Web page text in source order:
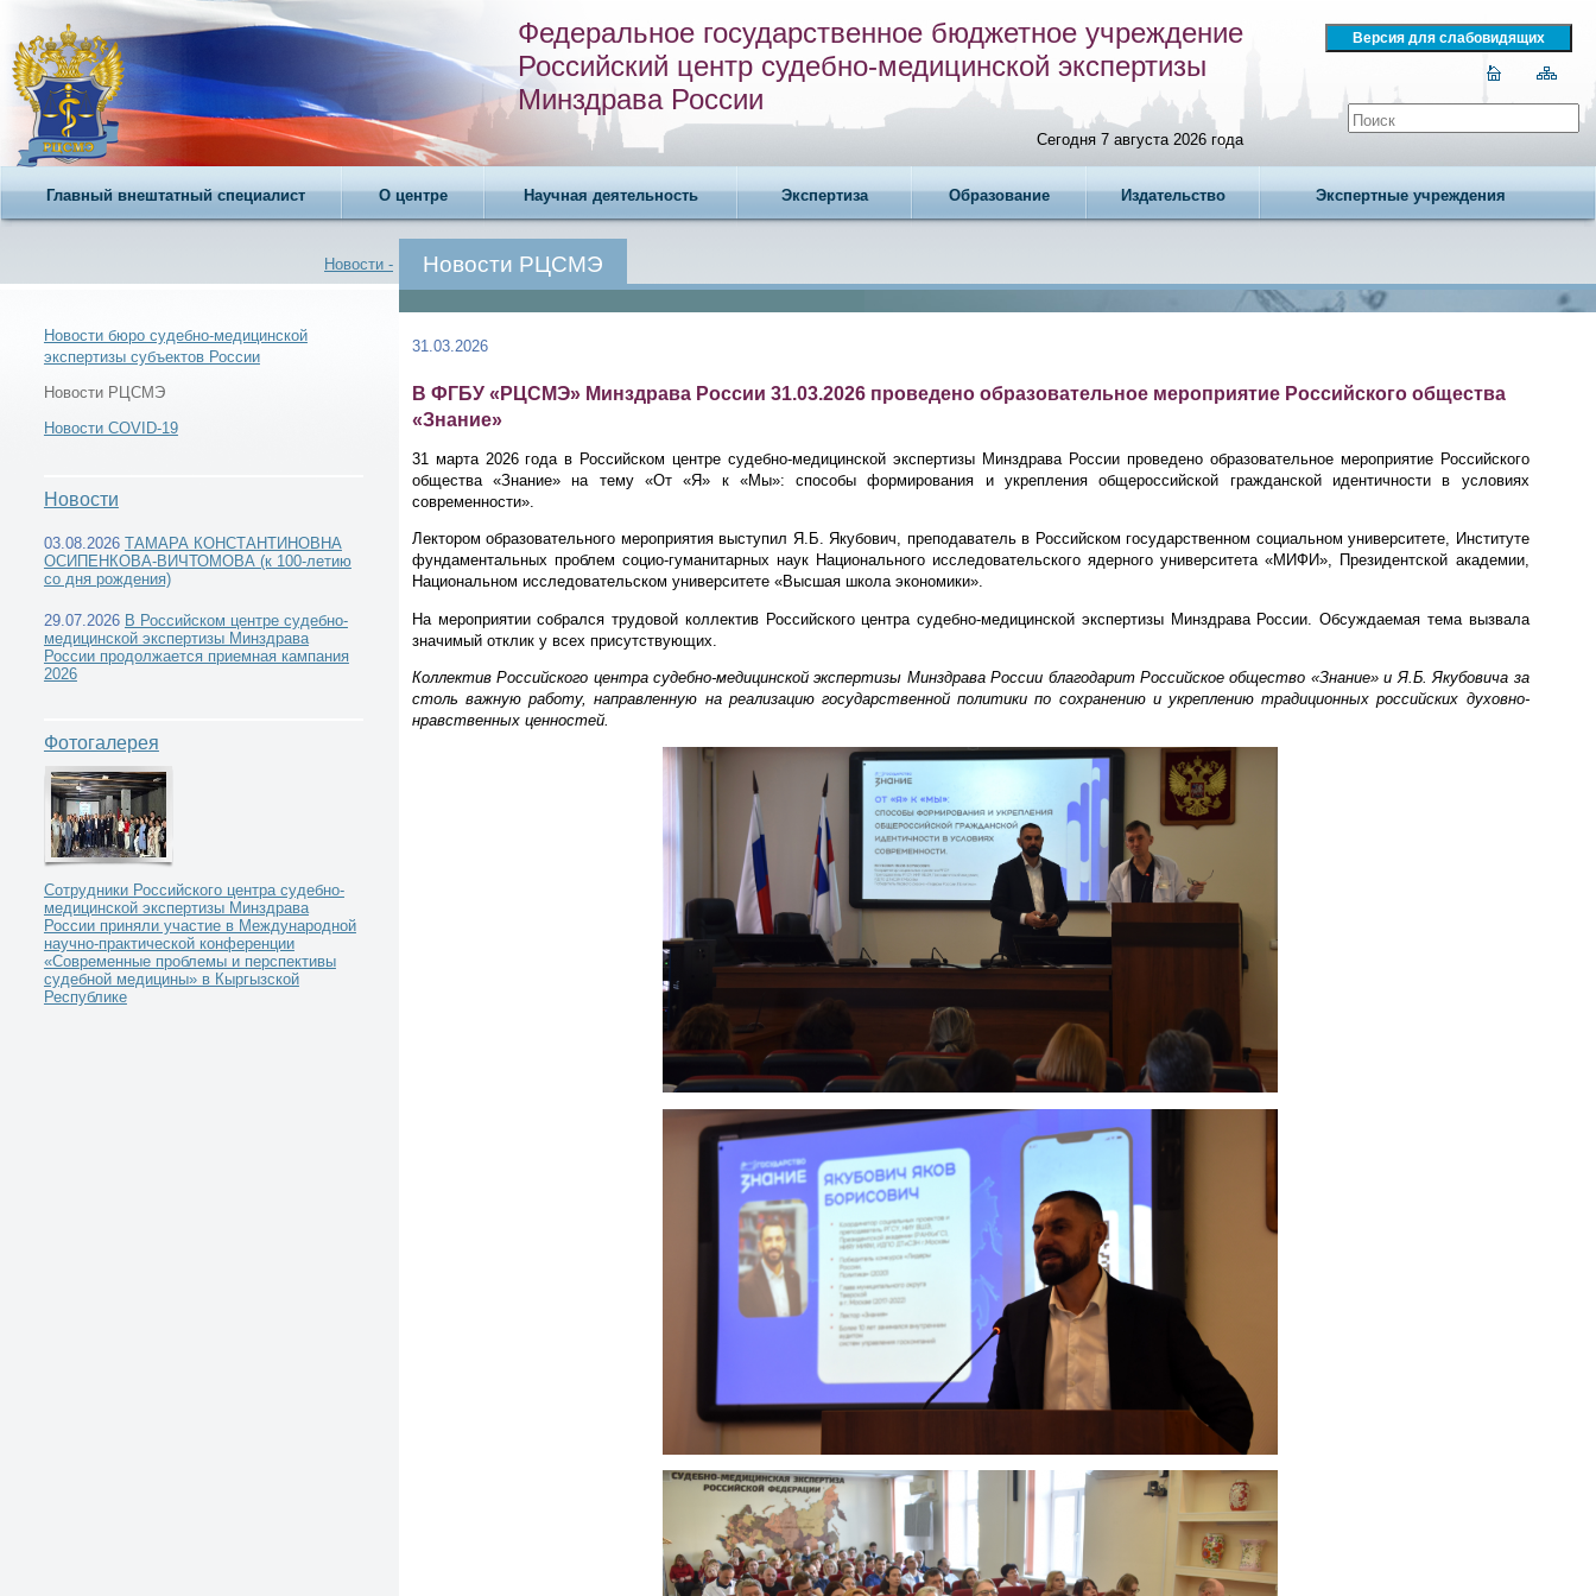
Федеральное государственное бюджетное учреждение
Российский центр судебно-медицинской экспертизы
Минздрава России
Сегодня 7 августа 2026 года
Главный внештатный специалист О центре Научная деятельность Экспертиза Образование Издательство Экспертные учреждения
Новости - Новости РЦСМЭ
Новости бюро судебно-медицинской
экспертизы субъектов России
Новости РЦСМЭ
Новости COVID-19
Новости
03.08.2026 ТАМАРА КОНСТАНТИНОВНА
ОСИПЕНКОВА-ВИЧТОМОВА (к 100-летию
со дня рождения)
29.07.2026 В Российском центре судебно-
медицинской экспертизы Минздрава
России продолжается приемная кампания
2026
Фотогалерея
Сотрудники Российского центра судебно-
медицинской экспертизы Минздрава
России приняли участие в Международной
научно-практической конференции
«Современные проблемы и перспективы
судебной медицины» в Кыргызской
Республике
31.03.2026
В ФГБУ «РЦСМЭ» Минздрава России 31.03.2026 проведено образовательное мероприятие Российского общества
«Знание»
31 марта 2026 года в Российском центре судебно-медицинской экспертизы Минздрава России проведено образовательное мероприятие Российского
общества «Знание» на тему «От «Я» к «Мы»: способы формирования и укрепления общероссийской гражданской идентичности в условиях
современности».
Лектором образовательного мероприятия выступил Я.Б. Якубович, преподаватель в Российском государственном социальном университете, Институте
фундаментальных проблем социо-гуманитарных наук Национального исследовательского ядерного университета «МИФИ», Президентской академии,
Национальном исследовательском университете «Высшая школа экономики».
На мероприятии собрался трудовой коллектив Российского центра судебно-медицинской экспертизы Минздрава России. Обсуждаемая тема вызвала
значимый отклик у всех присутствующих.
Коллектив Российского центра судебно-медицинской экспертизы Минздрава России благодарит Российское общество «Знание» и Я.Б. Якубовича за
столь важную работу, направленную на реализацию государственной политики по сохранению и укреплению традиционных российских духовно-
нравственных ценностей.